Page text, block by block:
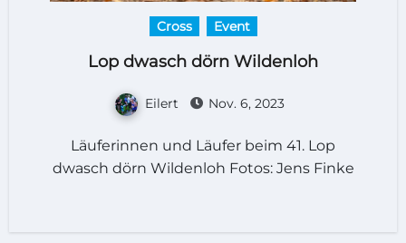
Cross Event
Lop dwasch dörn Wildenloh
Eilert Nov. 6, 2023
Läuferinnen und Läufer beim 41. Lop
dwasch dörn Wildenloh Fotos: Jens Finke